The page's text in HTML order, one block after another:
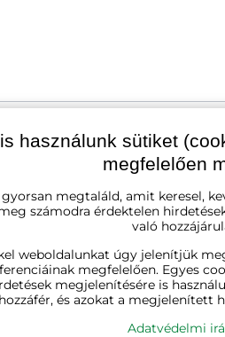
faipari, acél,
40 cm
45 cm
használunk sütiket
megfelelően
megtaláld, amit keresel,
számodra érdektelen
való
weboldalunkat úgy jelenítjük
megfelelően. Egyes
megjelenítésére is
és azokat a megjelenített
Adatvédelmi